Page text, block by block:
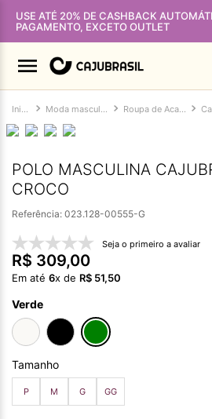
USE ATÉ 20% DE CASHBACK
PAGAMENTO, EXCETO OUTLET
Moda masculina Roupa de Academia Masculina
POLO MASCULINA
CROCO
Referência: 023.128-00555-G
Seja o primeiro a avaliar
R$ 309,00
Em até 6x de R$ 51,50
Verde
Tamanho
P M G GG